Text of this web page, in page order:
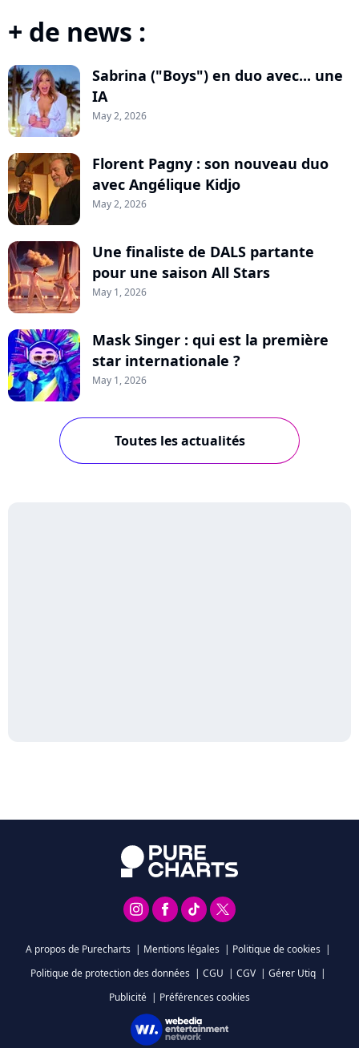
+ de news :
Sabrina ("Boys") en duo avec... une
IA
May 2, 2026
Florent Pagny : son nouveau duo
avec Angélique Kidjo
May 2, 2026
Une finaliste de DALS partante
pour une saison All Stars
May 1, 2026
Mask Singer : qui est la première
star internationale ?
May 1, 2026
Toutes les actualités
A propos de Purecharts | Mentions légales | Politique de cookies |
Politique de protection des données | CGU | CGV | Gérer Utiq |
Publicité | Préférences cookies